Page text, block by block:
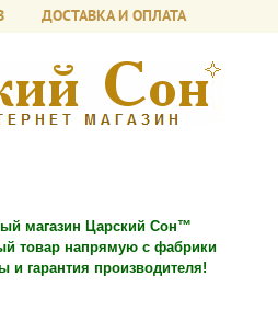
ДОСТАВКА И ОПЛАТА
магазин Царский Сон™
товар напрямую с фабрики
и гарантия производителя!